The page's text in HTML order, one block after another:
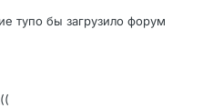
тупо бы загрузило форум